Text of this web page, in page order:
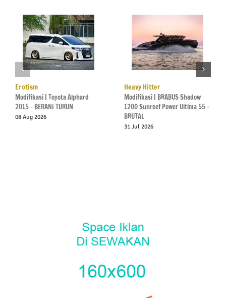
Erotism
Modifikasi | Toyota Alphard
2015 – BERANI TURUN
08 Aug 2026
Heavy Hitter
Modifikasi | BRABUS Shadow
1200 Sunreef Power Ultima 55 –
BRUTAL
31 Jul 2026